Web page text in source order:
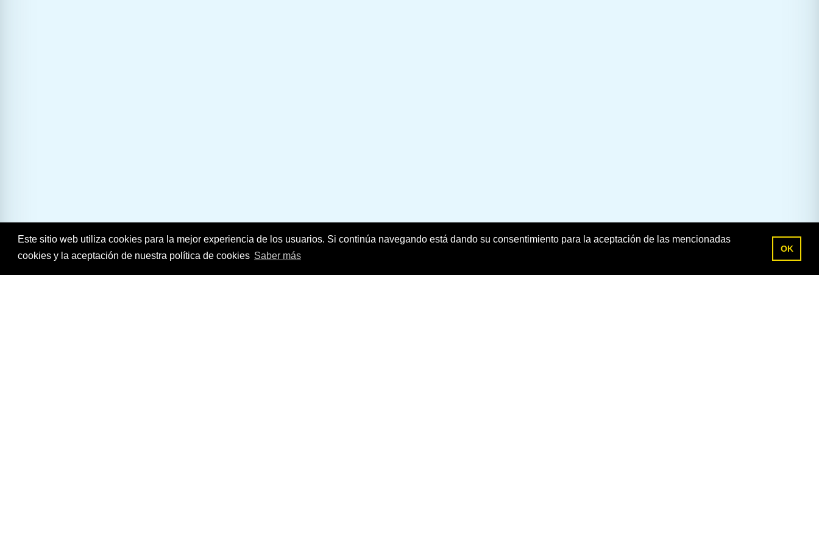
Este sitio web utiliza cookies para la mejor experiencia de los usuarios. Si continúa navegando está dando su consentimiento para la aceptación de las mencionadas
cookies y la aceptación de nuestra política de cookies Saber más
OK
C